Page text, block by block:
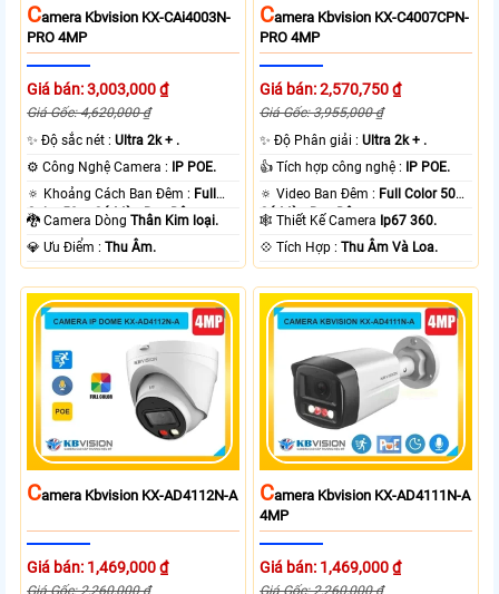
CAmera Kbvision KX-CAi4003N-
PRO 4MP
Giá bán: 3,003,000 ₫
Giá Gốc: 4,620,000 ₫
✨ Độ sắc nét :Ultra 2k + .
⚙ Công Nghệ Camera :
IP POE.
🔅 Khoảng Cách Ban Đêm : Full
Color 50m Có Màu Ban Ðêm.
🐉️ Camera DòngThân Kim loại.
️💎 Ưu Điểm :Thu Âm.
CAmera Kbvision KX-C4007CPN-
PRO 4MP
Giá bán: 2,570,750 ₫
Giá Gốc: 3,955,000 ₫
✨ Độ Phân giải :Ultra 2k + .
👍 Tích hợp công nghệ :
IP POE.
🔅 Video Ban Đêm : Full Color 50m
Có Màu Ban Ðêm.
🕸️ Thiết Kế Camera Ip67 360.
️💠 Tích Hợp :Thu Âm Và Loa.
CAmera Kbvision KX-AD4112N-A
Giá bán: 1,469,000 ₫
Giá Gốc: 2,260,000 ₫
CAmera Kbvision KX-AD4111N-A
4MP
Giá bán: 1,469,000 ₫
Giá Gốc: 2,260,000 ₫